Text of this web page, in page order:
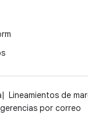
Lineamientos de
por correo